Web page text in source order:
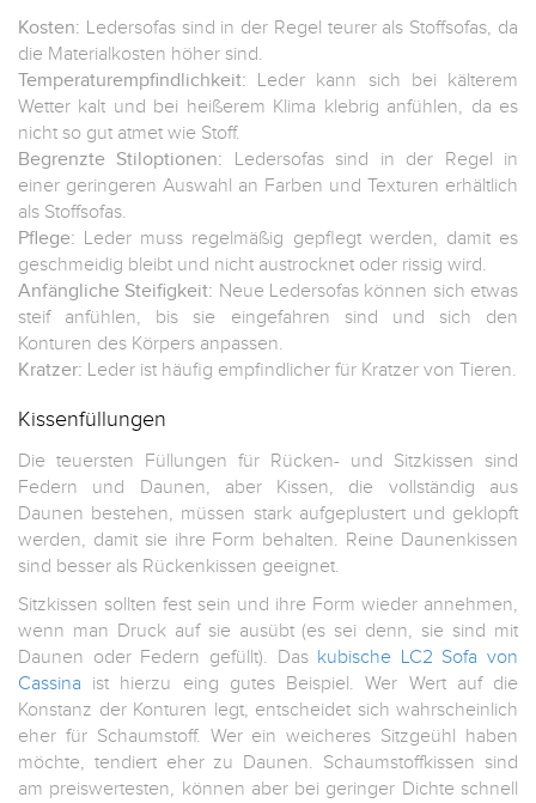
Kosten: Ledersofas sind in der Regel teurer als Stoffsofas, da
die Materialkosten höher sind.
Temperaturempfindlichkeit: Leder kann sich bei kälterem
Wetter kalt und bei heißerem Klima klebrig anfühlen, da es
nicht so gut atmet wie Stoff.
Begrenzte Stiloptionen: Ledersofas sind in der Regel in
einer geringeren Auswahl an Farben und Texturen erhältlich
als Stoffsofas.
Pflege: Leder muss regelmäßig gepflegt werden, damit es
geschmeidig bleibt und nicht austrocknet oder rissig wird.
Anfängliche Steifigkeit: Neue Ledersofas können sich etwas
steif anfühlen, bis sie eingefahren sind und sich den
Konturen des Körpers anpassen.
Kratzer: Leder ist häufig empfindlicher für Kratzer von Tieren.
Kissenfüllungen
Die teuersten Füllungen für Rücken- und Sitzkissen sind
Federn und Daunen, aber Kissen, die vollständig aus
Daunen bestehen, müssen stark aufgeplustert und geklopft
werden, damit sie ihre Form behalten. Reine Daunenkissen
sind besser als Rückenkissen geeignet.
Sitzkissen sollten fest sein und ihre Form wieder annehmen,
wenn man Druck auf sie ausübt (es sei denn, sie sind mit
Daunen oder Federn gefüllt). Das kubische LC2 Sofa von
Cassina ist hierzu eing gutes Beispiel. Wer Wert auf die
Konstanz der Konturen legt, entscheidet sich wahrscheinlich
eher für Schaumstoff. Wer ein weicheres Sitzgeühl haben
möchte, tendiert eher zu Daunen. Schaumstoffkissen sind
am preiswertesten, können aber bei geringer Dichte schnell